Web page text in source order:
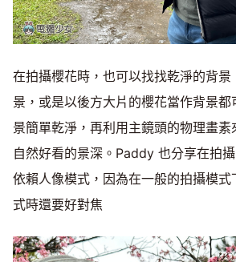
在拍攝櫻花時，也可以找找乾淨的背景
景，或是以後方大片的櫻花當作背景都
景簡單乾淨，再利用主鏡頭的物理畫素
自然好看的景深。Paddy 也分享在拍
依賴人像模式，因為在一般的拍攝模
式時還要好對焦